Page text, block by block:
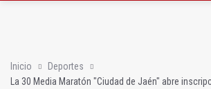
Inicio
Deportes
La 30 Media Maratón "Ciudad de Jaén" abre